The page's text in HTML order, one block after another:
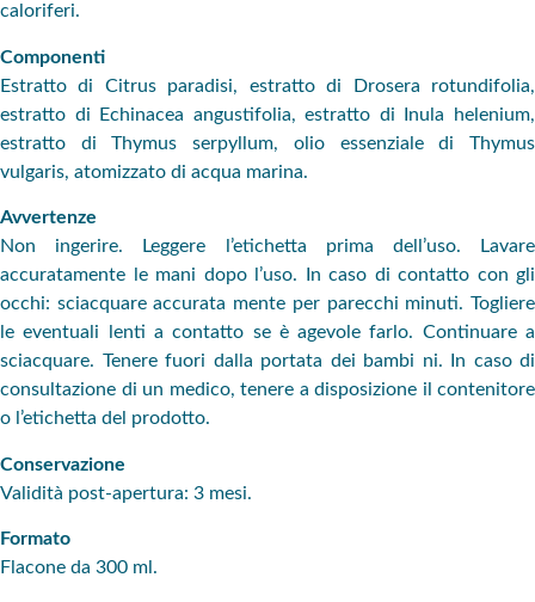
caloriferi.
Componenti
Estratto di Citrus paradisi, estratto di Drosera rotundifolia,
estratto di Echinacea angustifolia, estratto di Inula helenium,
estratto di Thymus serpyllum, olio essenziale di Thymus
vulgaris, atomizzato di acqua marina.
Avvertenze
Non ingerire. Leggere l’etichetta prima dell’uso. Lavare
accuratamente le mani dopo l’uso. In caso di contatto con gli
occhi: sciacquare accurata mente per parecchi minuti. Togliere
le eventuali lenti a contatto se è agevole farlo. Continuare a
sciacquare. Tenere fuori dalla portata dei bambi ni. In caso di
consultazione di un medico, tenere a disposizione il contenitore
o l’etichetta del prodotto.
Conservazione
Validità post-apertura: 3 mesi.
Formato
Flacone da 300 ml.